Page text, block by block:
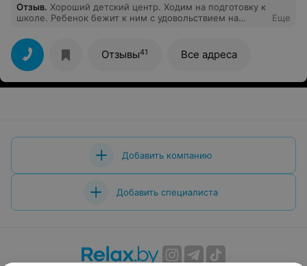
Отзыв. Хороший детский центр. Ходим на подготовку к
школе. Ребенок бежит к ним с удовольствием на
направлений для детей. Молодцы стараются. Все для
клиента.
Еще
Отзывы41 Все адреса
Добавить компанию
Добавить специалиста